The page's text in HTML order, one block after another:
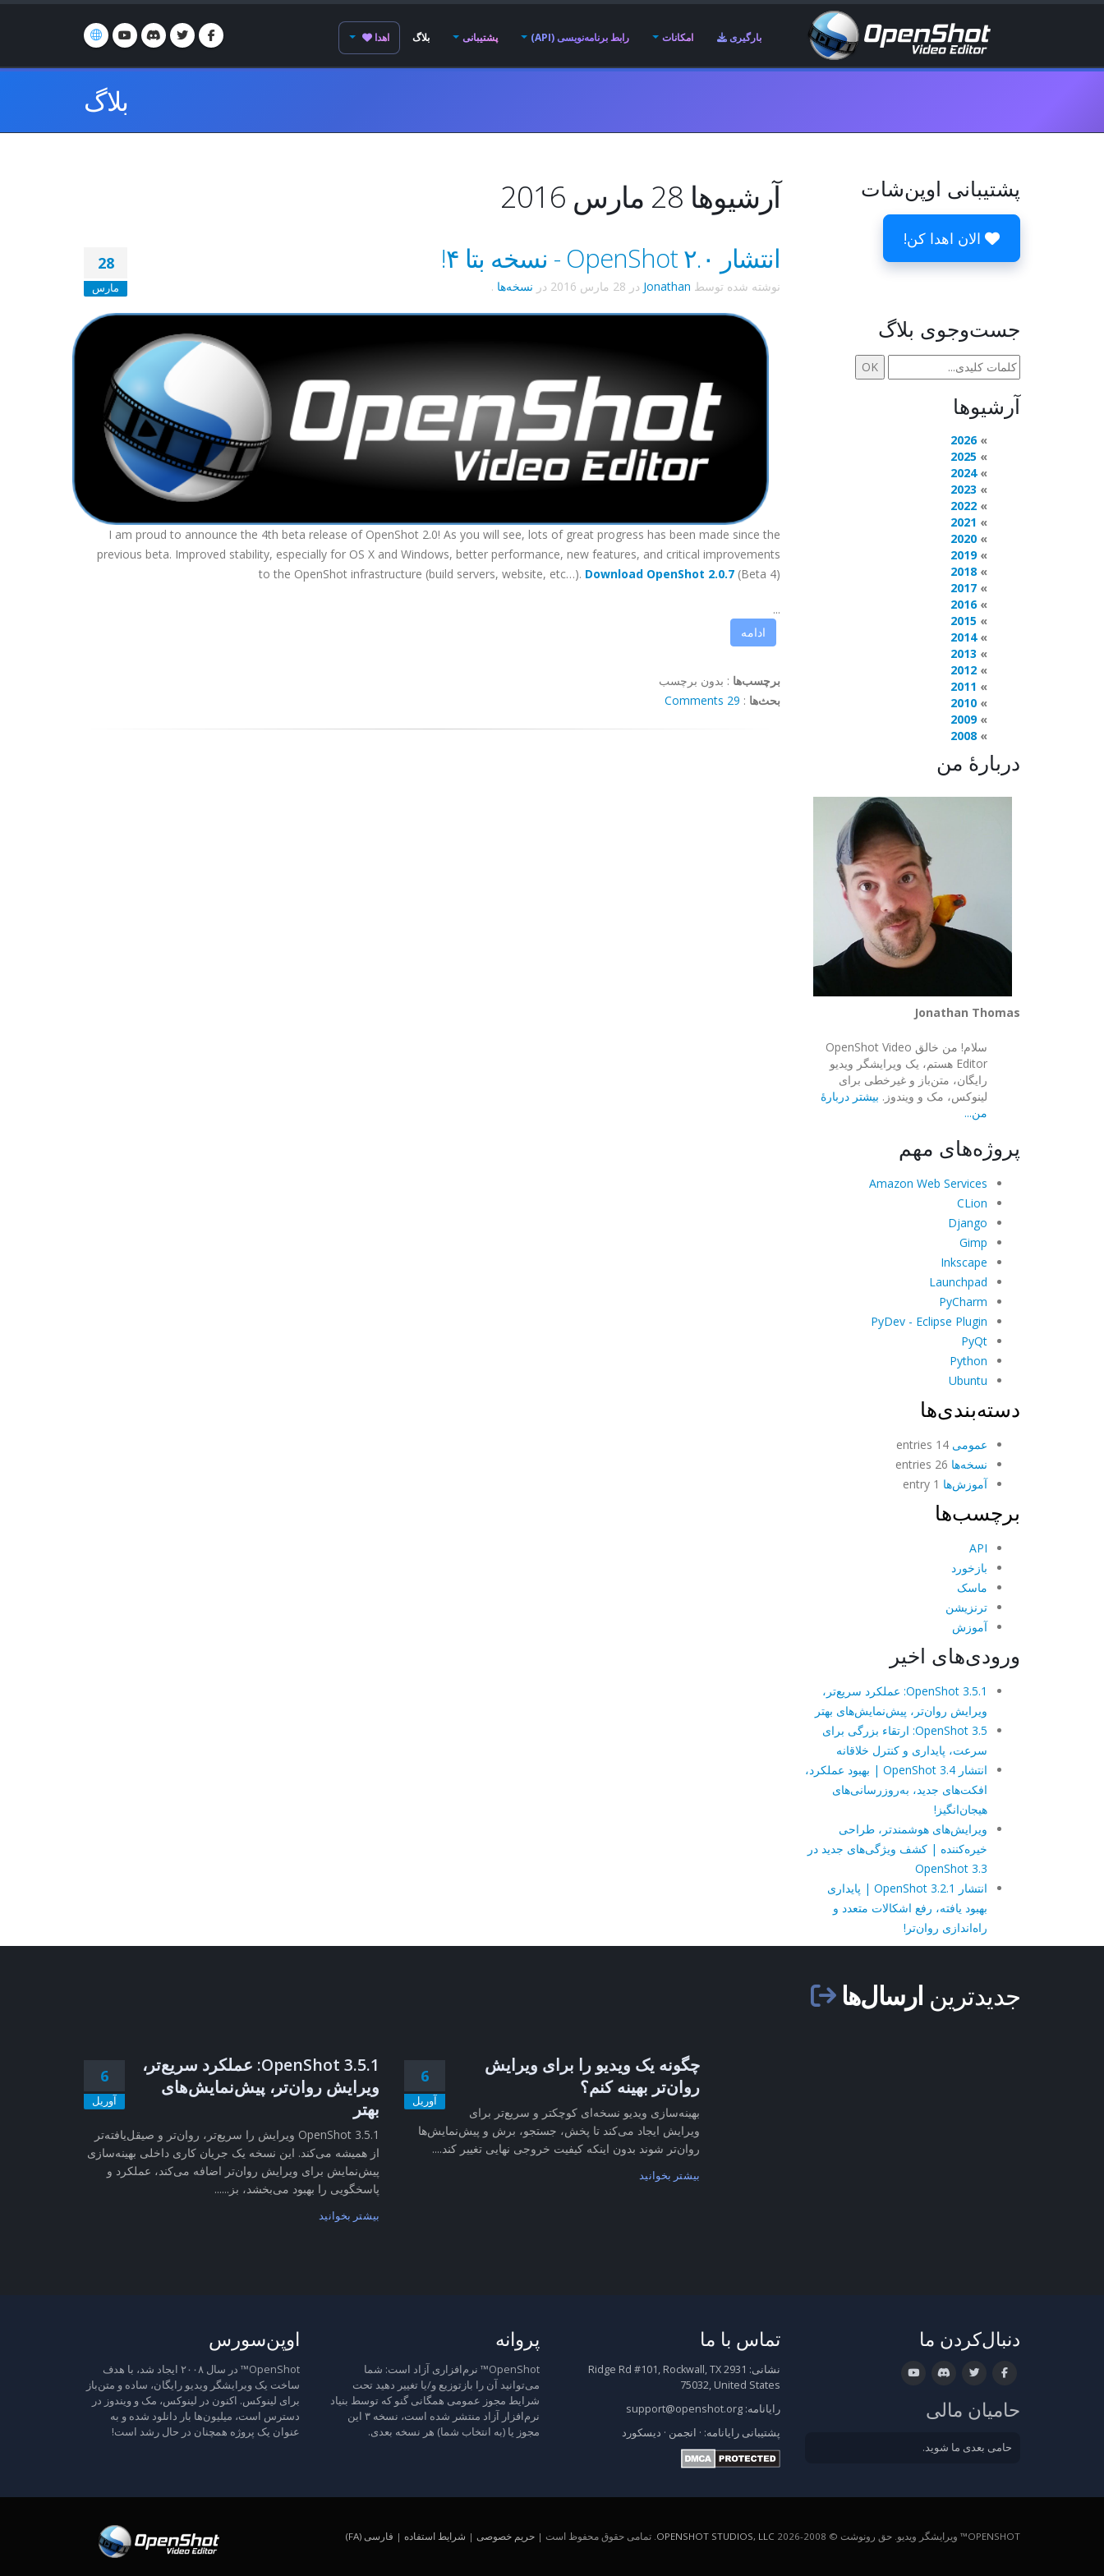
بارگیری امکانات رابط برنامه‌نویسی (API) پشتیبانی بلاگ اهدا
بلاگ
آرشیوها 28 مارس 2016
28
مارس
انتشار OpenShot ۲.۰ - نسخه بتا ۴!
نوشته شده توسط Jonathan در 28 مارس 2016 در نسخه‌ها .
I am proud to announce the 4th beta release of OpenShot 2.0! As you will see, lots of great progress has been made since the
previous beta. Improved stability, especially for OS X and Windows, better performance, new features, and critical improvements
to the OpenShot infrastructure (build servers, website, etc…). Download OpenShot 2.0.7(Beta 4)
...
ادامه
برچسب‌ها : بدون برچسب
بحث‌ها :
29 Comments
پشتیبانی اوپن‌شات
الان اهدا کن!
جست‌وجوی بلاگ
آرشیوها
2026
2025
2024
2023
2022
2021
2020
2019
2018
2017
2016
2015
2014
2013
2012
2011
2010
2009
2008
دربارهٔ من
Jonathan Thomas
سلام! من خالق OpenShot Video
Editor هستم، یک ویرایشگر ویدیو
رایگان، متن‌باز و غیرخطی برای
لینوکس، مک و ویندوز. بیشتر دربارهٔ
من...
پروژه‌های مهم
Amazon Web Services
CLion
Django
Gimp
Inkscape
Launchpad
PyCharm
PyDev - Eclipse Plugin
PyQt
Python
Ubuntu
دسته‌بندی‌ها
عمومی
نسخه‌ها
آموزش‌ها
برچسب‌ها
API
بازخورد
ماسک
ترنزیشن
آموزش
ورودی‌های اخیر
OpenShot 3.5.1: عملکرد سریع‌تر،
ویرایش روان‌تر، پیش‌نمایش‌های بهتر
OpenShot 3.5: ارتقاء بزرگی برای
سرعت، پایداری و کنترل خلاقانه
انتشار OpenShot 3.4 | بهبود عملکرد،
افکت‌های جدید، به‌روزرسانی‌های
هیجان‌انگیز!
ویرایش‌های هوشمندتر، طراحی
خیره‌کننده | کشف ویژگی‌های جدید در
OpenShot 3.3
انتشار OpenShot 3.2.1 | پایداری
بهبود یافته، رفع اشکالات متعدد و
راه‌اندازی روان‌تر!
جدیدترین ارسال‌ها
6
آوریل
OpenShot 3.5.1: عملکرد سریع‌تر،
ویرایش روان‌تر، پیش‌نمایش‌های
بهتر
OpenShot 3.5.1 ویرایش را سریع‌تر، روان‌تر و صیقل‌یافته‌تر
از همیشه می‌کند. این نسخه یک جریان کاری داخلی بهینه‌سازی
پیش‌نمایش برای ویرایش روان‌تر اضافه می‌کند، عملکرد و
پاسخگویی را بهبود می‌بخشد، بز......
بیشتر بخوانید
6
آوریل
چگونه یک ویدیو را برای ویرایش
روان‌تر بهینه کنم؟
بهینه‌سازی ویدیو نسخه‌ای کوچکتر و سریع‌تر برای
ویرایش ایجاد می‌کند تا پخش، جستجو، برش و پیش‌نمایش‌ها
روان‌تر شوند بدون اینکه کیفیت خروجی نهایی تغییر کند....
بیشتر بخوانید
اوپن‌سورس
OpenShot™ در سال ۲۰۰۸ ایجاد شد، با هدف
ساخت یک ویرایشگر ویدیو رایگان، ساده و متن‌باز
برای لینوکس. اکنون در لینوکس، مک و ویندوز در
دسترس است، میلیون‌ها بار دانلود شده و به
عنوان یک پروژه همچنان در حال رشد است!
پروانه
OpenShot™ نرم‌افزاری آزاد است: شما
می‌توانید آن را بازتوزیع و/یا تغییر دهید تحت
شرایط مجوز عمومی همگانی گنو که توسط بنیاد
نرم‌افزار آزاد منتشر شده است، نسخه ۳ این
مجوز یا (به انتخاب شما) هر نسخه بعدی.
تماس با ما
نشانی:
2931 Ridge Rd #101, Rockwall, TX
75032, United States
رایانامه: support@openshot.org
پشتیبانی رایانامه: · انجمن · دیسکورد
دنبال‌کردن ما
حامیان مالی
حامی بعدی ما شوید.
OPENSHOT™ ویرایشگر ویدیو. حق رونوشت © 2008-2026 OPENSHOT STUDIOS, LLC. تمامی حقوق محفوظ است | حریم خصوصی | شرایط استفاده | فارسی (FA)